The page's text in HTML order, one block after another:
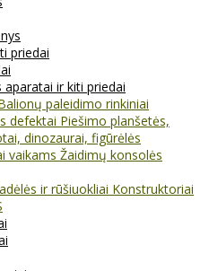
priedai
ir kiti priedai
paleidimo rinkiniai
defektai Piešimo planšetės,
dinozaurai, figūrėlės
vaikams Žaidimų konsolės
ir rūšiuokliai Konstruktoriai